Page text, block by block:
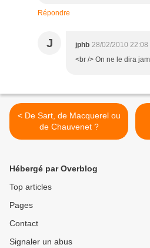
Répondre
J jphb 28/02/2010 22:08
<br /> On ne le dira
< De Sart, de Macquerel ou
de Chauvenet ?
Hébergé par Overblog
Top articles
Pages
Contact
Signaler un abus